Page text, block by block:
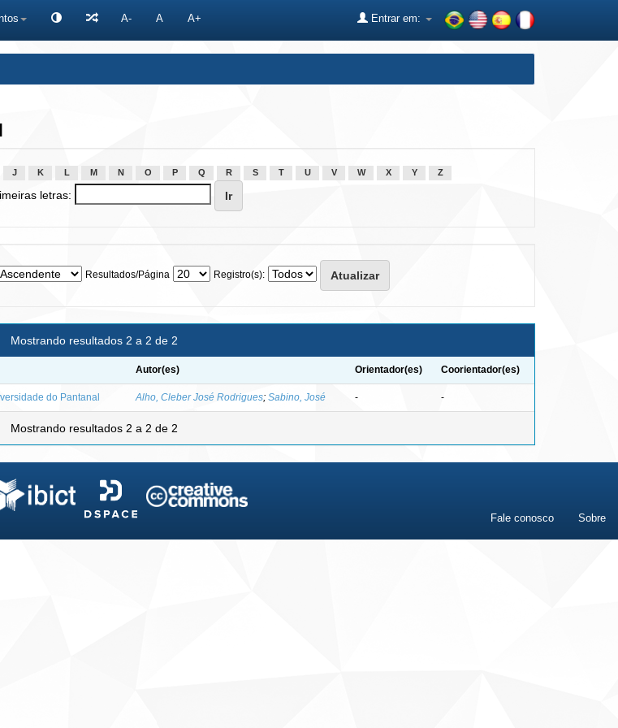
A- A A+ Entrar em:
J K L M N O P Q R S T U V W X Y Z
letras:
Resultados/Página Registro(s):
Mostrando resultados 2 a 2 de 2
Autor(es) Orientador(es) Coorientador(es)
do Pantanal Alho, Cleber José Rodrigues; Sabino, José - -
Mostrando resultados 2 a 2 de 2
Fale conosco Sobre